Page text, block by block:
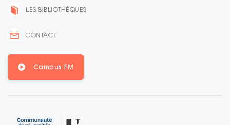
LES BIBLIOTHÈQUES
CONTACT
Campus FM